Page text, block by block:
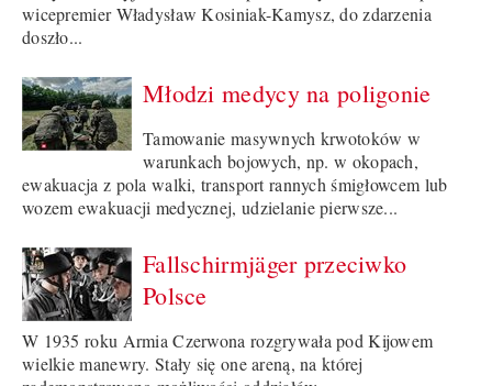
wicepremier Władysław Kosiniak-Kamysz, do zdarzenia
doszło...
Młodzi medycy na poligonie
Tamowanie masywnych krwotoków w
warunkach bojowych, np. w okopach,
ewakuacja z pola walki, transport rannych śmigłowcem lub
wozem ewakuacji medycznej, udzielanie pierwsze...
Fallschirmjäger przeciwko
Polsce
W 1935 roku Armia Czerwona rozgrywała pod Kijowem
wielkie manewry. Stały się one areną, na której